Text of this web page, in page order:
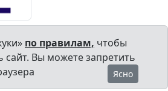
по правилам, чтобы
сайт. Вы можете запретить
Ясно